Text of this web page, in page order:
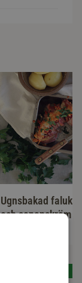
Ugnsbakad
och senapskräm